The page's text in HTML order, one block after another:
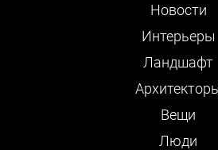
Новости
Интерьеры
Ландшафт
Вещи
Люди